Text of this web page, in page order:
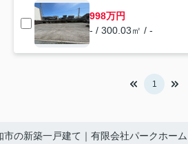
998万円
- / 300.03㎡ / -
1
市の新築一戸建て｜有限会社パークホーム